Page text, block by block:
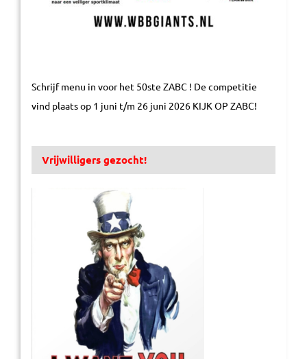
Schrijf menu in voor het 50ste ZABC ! De competitie
vind plaats op 1 juni t/m 26 juni 2026 KIJK OP ZABC!
Vrijwilligers gezocht!